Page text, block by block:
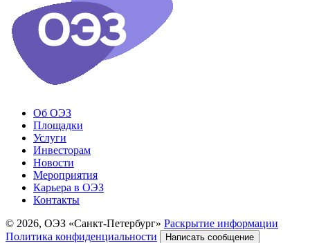
Об ОЭЗ
Площадки
Услуги
Инвесторам
Новости
Мероприятия
Карьера в ОЭЗ
Контакты
© 2026, ОЭЗ «Санкт-Петербург» Раскрытие информации
Политика конфиденциальности
Написать сообщение